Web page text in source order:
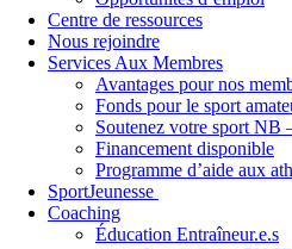
Centre de ressources
Nous rejoindre
Services Aux Membres
Avantages pour nos
Fonds pour le sport
Soutenez votre sport NB
Financement disponible
Programme d’aide aux
SportJeunesse
Coaching
Éducation Entraîneur.e.s